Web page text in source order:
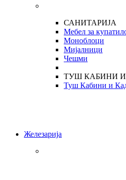
САНИТАРИЈА
Мебел за
Моноблоци
Мијалници
Чешми
ТУШ КАБИНИ
Туш Кабини и
Железарија